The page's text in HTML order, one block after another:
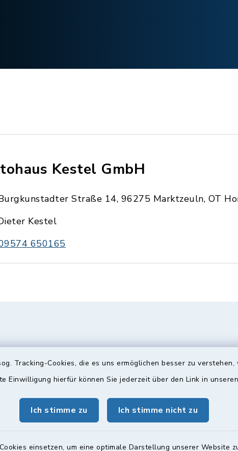
Tracking-Cookies, die es uns ermöglichen besser zu
Einwilligung hierfür können Sie jederzeit über den Link in unseren
Ich stimme zu Ich stimme nicht zu
einsetzen, um eine optimale Darstellung unserer Website
Kestel GmbH
Straße 14, 96275 Marktzeuln, OT
Kestel
650165